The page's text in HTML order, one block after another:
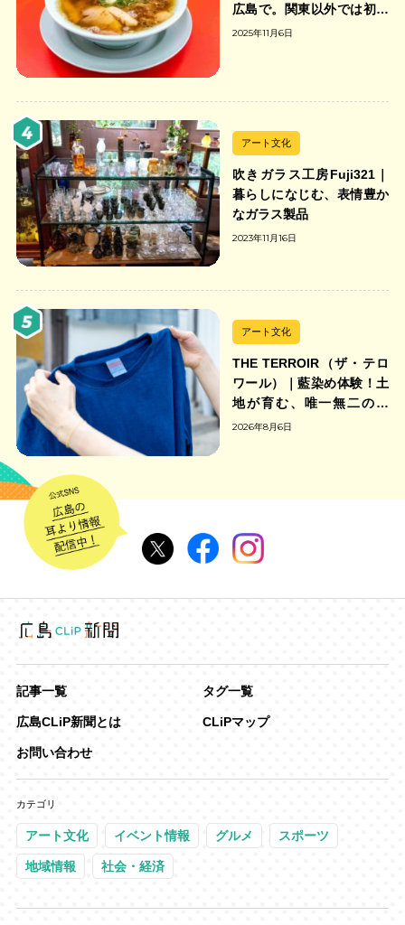
広島で。関東以外では初の
「ちゃんのれん組合」加盟
2025年11月6日
アート文化
吹きガラス工房Fuji321｜
暮らしになじむ、表情豊か
なガラス製品
2023年11月16日
アート文化
THE TERROIR（ザ・テロ
ワール）｜藍染め体験！土
地が育む、唯一無二の藍
色。
2026年8月6日
記事一覧 タグ一覧
広島CLiP新聞とは CLiPマップ
お問い合わせ
カテゴリ
アート文化 イベント情報 グルメ スポーツ
地域情報 社会・経済